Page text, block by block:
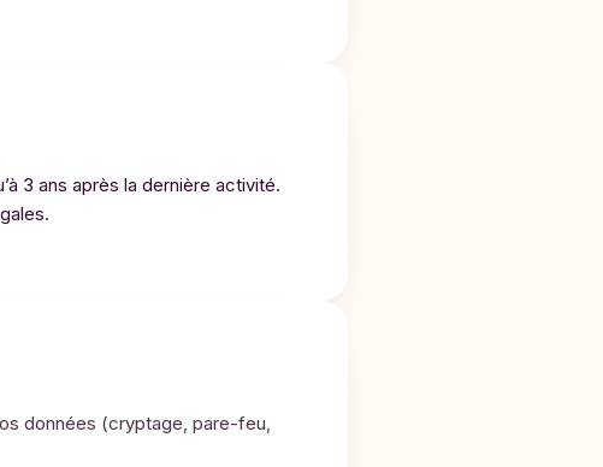
3 ans après la dernière activité.
données (cryptage, pare-feu,